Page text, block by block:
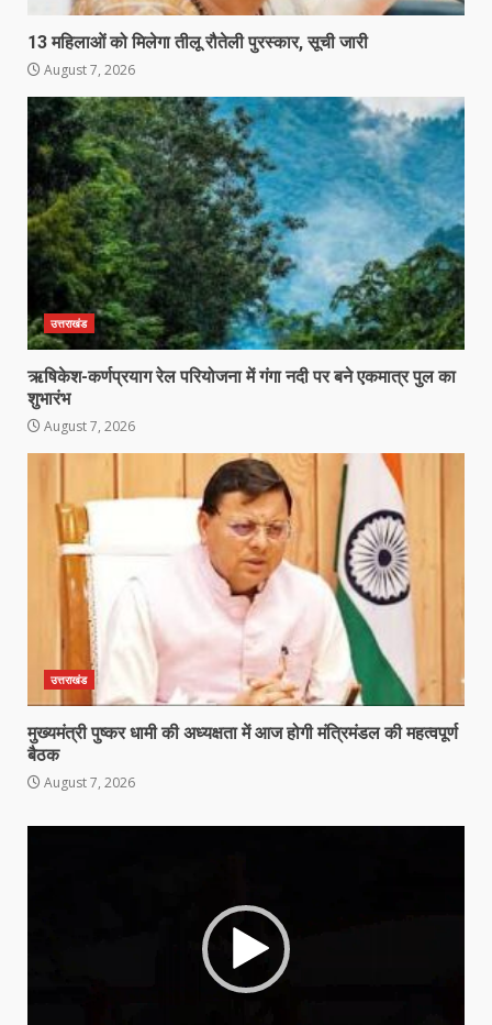
13 महिलाओं को मिलेगा तीलू रौतेली पुरस्कार, सूची जारी
August 7, 2026
उत्तराखंड
ऋषिकेश-कर्णप्रयाग रेल परियोजना में गंगा नदी पर बने एकमात्र पुल का
शुभारंभ
August 7, 2026
उत्तराखंड
मुख्यमंत्री पुष्कर धामी की अध्यक्षता में आज होगी मंत्रिमंडल की महत्वपूर्ण
बैठक
August 7, 2026